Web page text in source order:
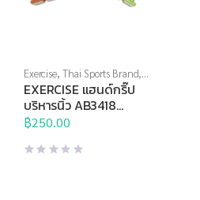
Exercise, Thai Sports Brand,
บริหารมือ,อุปกรณ์บริหารกาย
อุปกรณ์สุขภาพเพื่อผู้สูงวัย
EXERCISE แฮนด์กริ๊ป
บริหารนิ้ว AB3418
5ปอนด์
฿250.00